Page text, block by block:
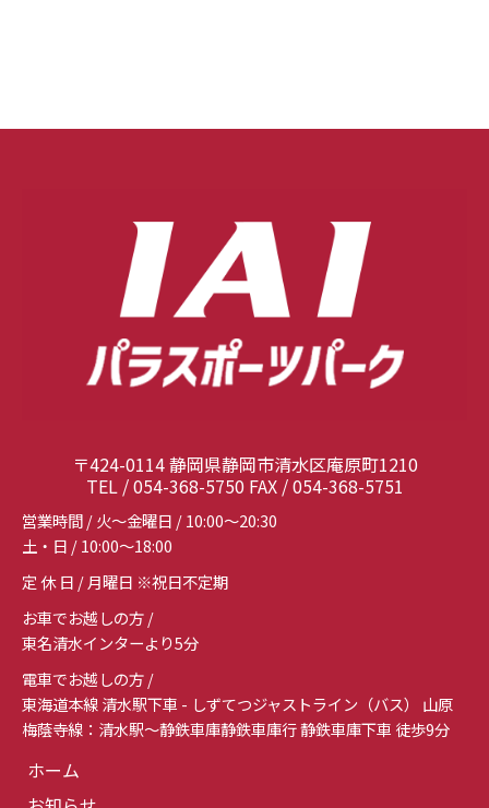
〒424-0114 静岡県静岡市清水区庵原町1210
TEL / 054-368-5750 FAX / 054-368-5751
営業時間 / 火～金曜日 / 10:00～20:30
土・日 / 10:00～18:00
定 休 日 / 月曜日 ※祝日不定期
お車でお越しの方 /
東名清水インターより5分
電車でお越しの方 /
東海道本線 清水駅下車 - しずてつジャストライン（バス） 山原
梅蔭寺線：清水駅～静鉄車庫静鉄車庫行 静鉄車庫下車 徒歩9分
ホーム